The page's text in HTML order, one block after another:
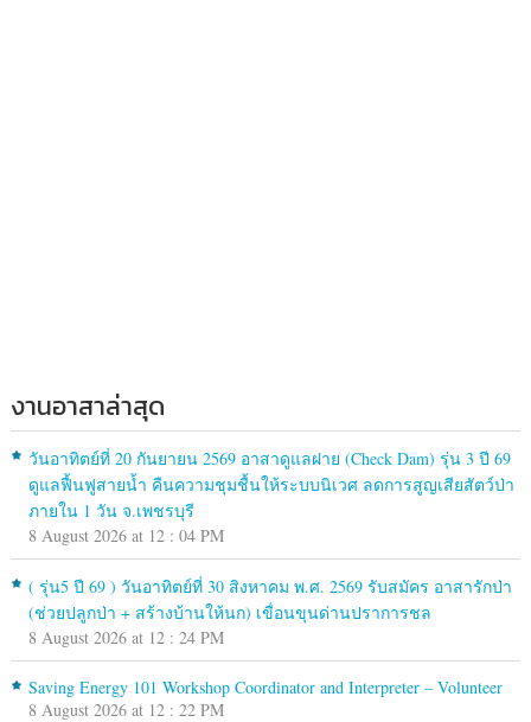
งานอาสาล่าสุด
วันอาทิตย์ที่ 20 กันยายน 2569 อาสาดูแลฝาย (Check Dam) รุ่น 3 ปี 69
ดูแลฟื้นฟูสายน้ำ คืนความชุมชื้นให้ระบบนิเวศ ลดการสูญเสียสัตว์ป่า
ภายใน 1 วัน จ.เพชรบุรี
8 August 2026 at 12 : 04 PM
( รุ่น5 ปี 69 ) วันอาทิตย์ที่ 30 สิงหาคม พ.ศ. 2569 รับสมัคร อาสารักป่า
(ช่วยปลูกป่า + สร้างบ้านให้นก) เขื่อนขุนด่านปราการชล
8 August 2026 at 12 : 24 PM
Saving Energy 101 Workshop Coordinator and Interpreter – Volunteer
8 August 2026 at 12 : 22 PM